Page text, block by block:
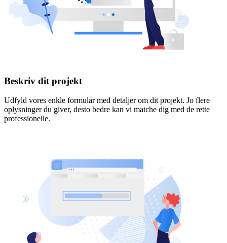
Beskriv dit projekt
Udfyld vores enkle formular med detaljer om dit projekt. Jo flere
oplysninger du giver, desto bedre kan vi matche dig med de rette
professionelle.